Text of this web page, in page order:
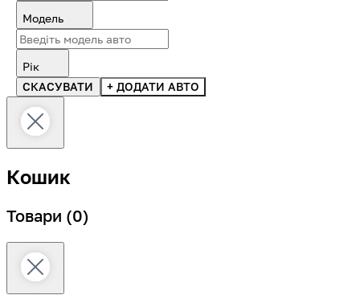
Модель
Рік
СКАСУВАТИ
+ ДОДАТИ АВТО
Кошик
Товари (0)